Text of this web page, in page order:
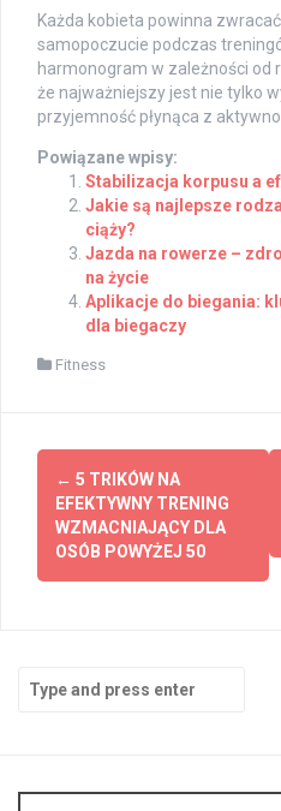
Każda kobieta powinna
samopoczucie podczas
harmonogram w zależności od
że najważniejszy jest nie tylko
przyjemność płynąca z
Powiązane wpisy:
Stabilizacja korpusu a
Jakie są najlepsze
ciąży?
Jazda na rowerze –
na życie
Aplikacje do biegania:
dla biegaczy
Fitness
Post
navigation
← 5 TRIKÓW NA
EFEKTYWNY TRENING
WZMACNIAJĄCY DLA
OSÓB POWYŻEJ 50
for: